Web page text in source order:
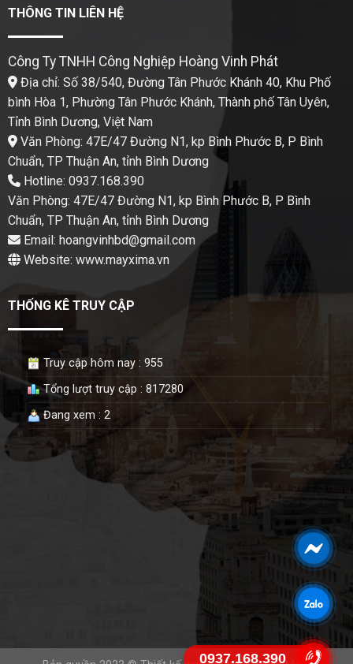
THÔNG TIN LIÊN HỆ
Công Ty TNHH Công Nghiệp Hoàng Vinh Phát
Địa chỉ: Số 38/540, Đường Tân Phước Khánh 40, Khu Phố
bình Hòa 1, Phường Tân Phước Khánh, Thành phố Tân Uyên,
Tỉnh Bình Dương, Việt Nam
Văn Phòng: 47E/47 Đường N1, kp Bình Phước B, P Bình
Chuẩn, TP Thuận An, tỉnh Bình Dương
Hotline: 0937.168.390
Văn Phòng: 47E/47 Đường N1, kp Bình Phước B, P Bình
Chuẩn, TP Thuận An, tỉnh Bình Dương
Email: hoangvinhbd@gmail.com
Website: www.mayxima.vn
THỐNG KÊ TRUY CẬP
Truy cập hôm nay : 955
Tổng lượt truy cập : 817280
Đang xem : 2
0937.168.390